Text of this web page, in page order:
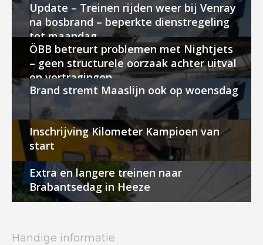
Update – Treinen rijden weer bij Venray
na bosbrand – beperkte dienstregeling
tot maandag
ÖBB betreurt problemen met Nightjets
– geen structurele oorzaak achter uitval
en vertragingen
Brand stremt Maaslijn ook op woensdag
Inschrijving Kilometer Kampioen van
start
Extra en langere treinen naar
Brabantsedag in Heeze
Handige informatie